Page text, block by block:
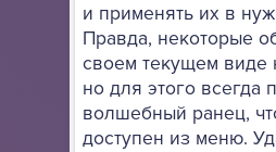
и применять их в
Правда, некоторые
своем текущем виде
но для этого всегда
волшебный ранец,
доступен из меню.